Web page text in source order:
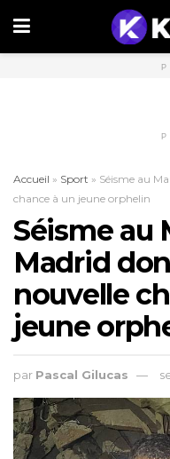
Accueil » Sport » Séisme au
chance à un jeune orphelin
Séisme au
Madrid
nouvelle
jeune
par Pascal Gilucas